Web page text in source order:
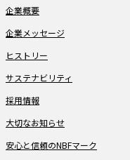
企業概要
企業メッセージ
ヒストリー
サステナビリティ
採用情報
大切なお知らせ
安心と信頼のNBFマーク